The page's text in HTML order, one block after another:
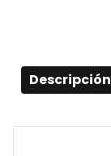
Descripción